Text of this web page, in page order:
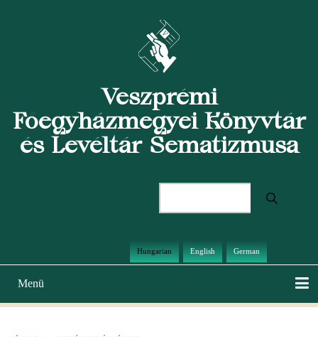
Veszprémi
Főegyházmegyei Könyvtár
és Levéltár Sematizmusa
Hungarian English German
Main
navigation
Menü